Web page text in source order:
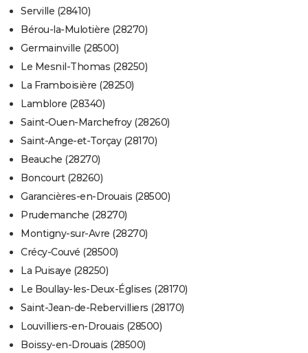
Serville (28410)
Bérou-la-Mulotière (28270)
Germainville (28500)
Le Mesnil-Thomas (28250)
La Framboisière (28250)
Lamblore (28340)
Saint-Ouen-Marchefroy (28260)
Saint-Ange-et-Torçay (28170)
Beauche (28270)
Boncourt (28260)
Garancières-en-Drouais (28500)
Prudemanche (28270)
Montigny-sur-Avre (28270)
Crécy-Couvé (28500)
La Puisaye (28250)
Le Boullay-les-Deux-Églises (28170)
Saint-Jean-de-Rebervilliers (28170)
Louvilliers-en-Drouais (28500)
Boissy-en-Drouais (28500)